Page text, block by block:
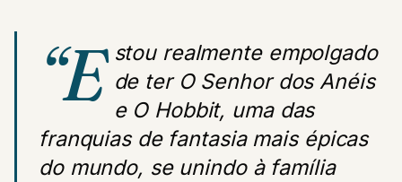
“E stou realmente empolgado
de ter O Senhor dos Anéis
e O Hobbit, uma das
franquias de fantasia mais épicas
do mundo, se unindo à família